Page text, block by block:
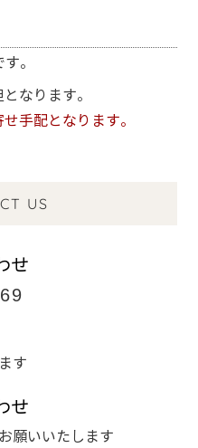
。
なります。
手配となります。
US
せ
す
せ
願いいたします